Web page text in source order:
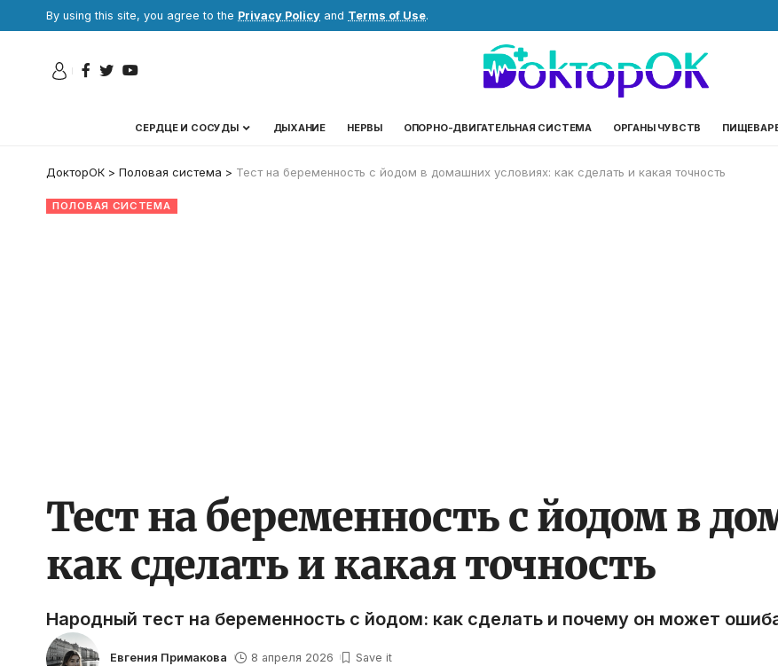
By using this site, you agree to the Privacy Policy and Terms of Use.
СЕРДЦЕ И СОСУДЫ ДЫХАНИЕ НЕРВЫ ОПОРНО-ДВИГАТЕЛЬНАЯ СИСТЕМА ОРГАНЫ ЧУВСТВ
ДокторОК > Половая система > Тест на беременность с йодом в домашних условиях: как сделать и какая точность
ПОЛОВАЯ СИСТЕМА
Тест на беременность с йодом в
как сделать и какая точность
Народный тест на беременность с йодом: как сделать и почему он может
Евгения Примакова 8 апреля 2026